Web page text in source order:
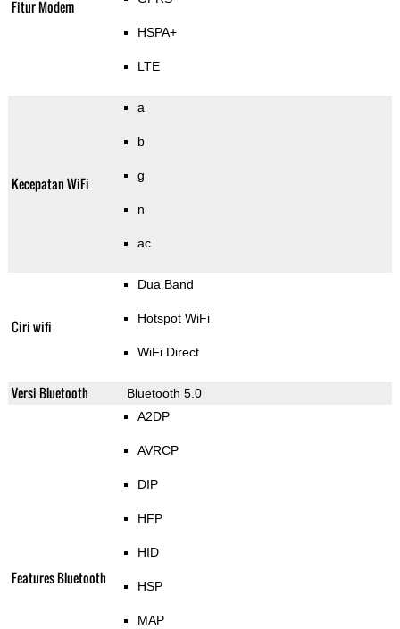
Fitur Modem
HSPA+
LTE
Kecepatan WiFi
a
b
g
n
ac
Ciri wifi
Dua Band
Hotspot WiFi
WiFi Direct
Versi Bluetooth Bluetooth 5.0
Features Bluetooth
A2DP
AVRCP
DIP
HFP
HID
HSP
MAP